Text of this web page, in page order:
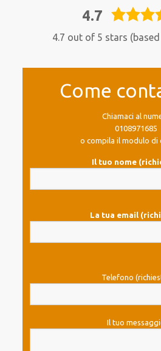
4.7
4,7
4.7 out of 5 stars
Come
Chiamaci al
0108971685
o compila il modulo di
Il tuo nome
La tua email
Telefono
Il tuo